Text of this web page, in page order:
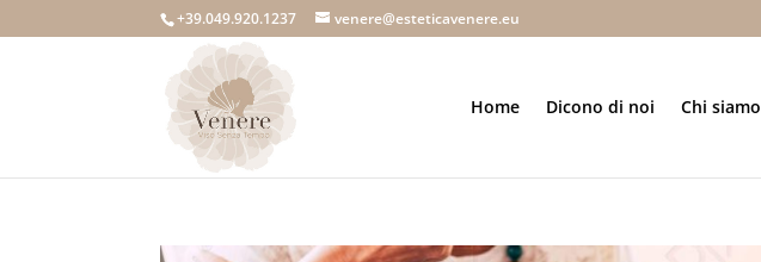
+39.049.920.1237 venere@esteticavenere.eu
Home Dicono di noi Chi siamo